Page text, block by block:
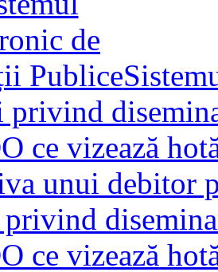
ce vizează